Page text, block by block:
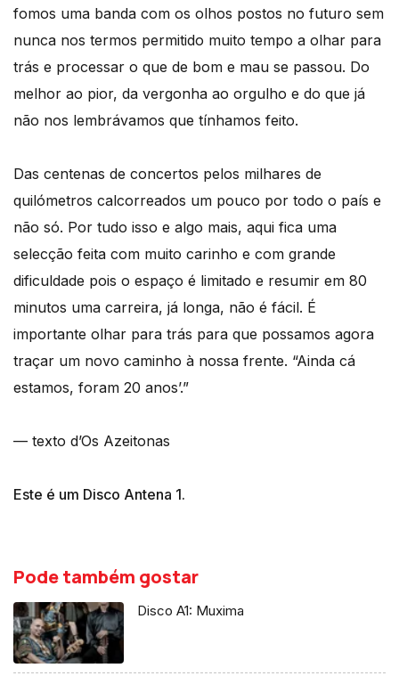
fomos uma banda com os olhos postos no futuro sem
nunca nos termos permitido muito tempo a olhar para
trás e processar o que de bom e mau se passou. Do
melhor ao pior, da vergonha ao orgulho e do que já
não nos lembrávamos que tínhamos feito.
Das centenas de concertos pelos milhares de
quilómetros calcorreados um pouco por todo o país e
não só. Por tudo isso e algo mais, aqui fica uma
selecção feita com muito carinho e com grande
dificuldade pois o espaço é limitado e resumir em 80
minutos uma carreira, já longa, não é fácil. É
importante olhar para trás para que possamos agora
traçar um novo caminho à nossa frente. “Ainda cá
estamos, foram 20 anos’.”
— texto d’Os Azeitonas
Este é um Disco Antena 1.
Pode também gostar
Disco A1: Muxima